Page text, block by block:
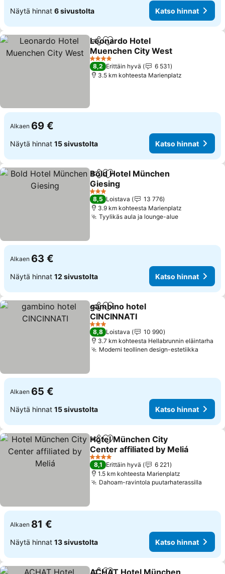
Näytä hinnat 6 sivustolta Katso hinnat
Jaa Lisää suosikkeihin
Leonardo Hotel
Muenchen City West
4 Tähtiluokitus
8,2 Erittäin hyvä
6 531
3.5 km kohteesta Marienplatz
Alkaen 69 €
Näytä hinnat 15 sivustolta Katso hinnat
Jaa Lisää suosikkeihin
Bold Hotel München
Giesing
3 Tähtiluokitus
8,5 Loistava
13 776
3.9 km kohteesta Marienplatz
Tyylikäs aula ja lounge-alue
Alkaen 63 €
Näytä hinnat 12 sivustolta Katso hinnat
Jaa Lisää suosikkeihin
gambino hotel
CINCINNATI
3 Tähtiluokitus
8,8 Loistava
10 990
3.7 km kohteesta Hellabrunnin eläintarha
Moderni teollinen design-estetiikka
Alkaen 65 €
Näytä hinnat 15 sivustolta Katso hinnat
Jaa Lisää suosikkeihin
Hotel München City
Center affiliated by Meliá
4 Tähtiluokitus
8,1 Erittäin hyvä
6 221
1.5 km kohteesta Marienplatz
Dahoam-ravintola puutarhaterassilla
Alkaen 81 €
Näytä hinnat 13 sivustolta Katso hinnat
ACHAT Hotel München